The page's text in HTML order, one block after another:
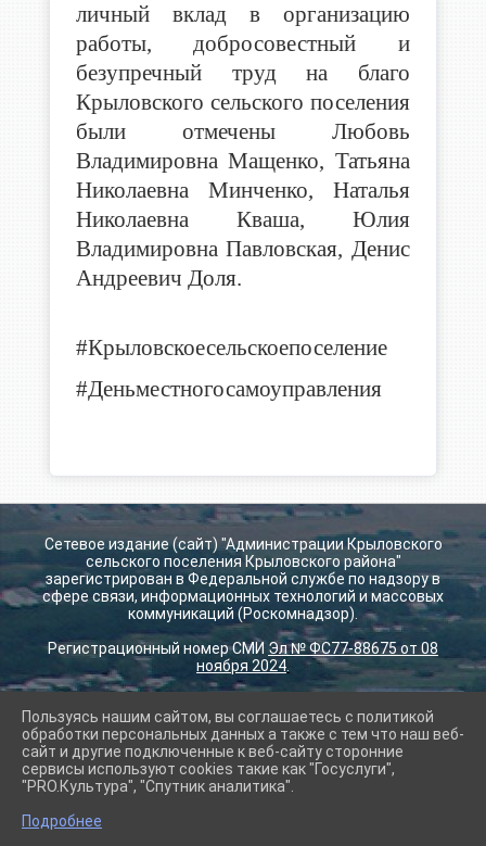
личный вклад в организацию
работы, добросовестный и
безупречный труд на благо
Крыловского сельского поселения
были отмечены Любовь
Владимировна Мащенко, Татьяна
Николаевна Минченко, Наталья
Николаевна Кваша, Юлия
Владимировна Павловская, Денис
Андреевич Доля.
#Крыловскоесельскоепоселение
#Деньместногосамоуправления
Сетевое издание (сайт) "Администрации Крыловского
сельского поселения Крыловского района"
зарегистрирован в Федеральной службе по надзору в
сфере связи, информационных технологий и массовых
коммуникаций (Роскомнадзор).
Регистрационный номер СМИ Эл № ФС77-88675 от 08
ноября 2024.
2026 г. krilovskay.ru
Вход
Карта сайта
Политика обработки персональных данных
Сделано на KubCMS
Пользуясь нашим сайтом, вы соглашаетесь с политикой
обработки персональных данных а также с тем что наш веб-
сайт и другие подключенные к веб-сайту сторонние
сервисы используют cookies такие как "Госуслуги",
"PRO.Культура", "Спутник аналитика".
Подробнее